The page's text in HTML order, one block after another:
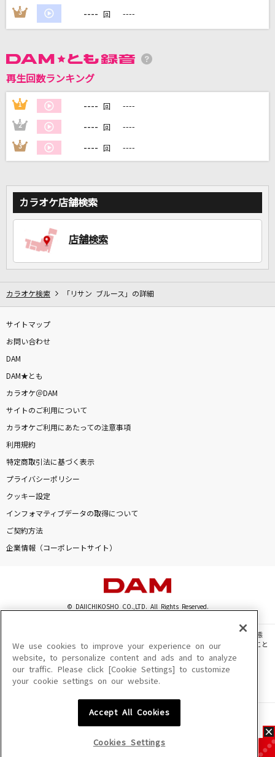
aiko
Pale Blue(ビデオクリップバージョン)
米津玄師
DAMの新曲・ランキングなど
DAMに会員登録・ログインして
3 ---- 回 ----
再生回数ランキング
1 ---- 回 ----
2 ---- 回 ----
3 ---- 回 ----
カラオケ店舗検索
店舗検索
カラオケ検索 「リサン ブルース」の詳細
サイトマップ
お問い合わせ
DAM
DAM★とも
カラオケ＠DAM
サイトのご利用について
カラオケご利用にあたっての注意事項
利用規約
特定商取引法に基づく表示
プライバシーポリシー
クッキー設定
インフォマティブデータの取得について
ご契約方法
企業情報（コーポレートサイト）
© DAIICHIKOSHO CO.,LTD. All Rights Reserved.
このサイトに掲載されている一切の文章・画像・写真・動画・音声等を、手段や形態
を問わず、著作権法の定める範囲を超えて無断で複製、転載、ファイル化などすること
を禁じます。
楽曲及びコンテンツは、機種によりご利用いただけない場合があります。
楽曲及びコンテンツの配信日、配信内容が変更になる場合があります。
We use cookies to improve your experience on our
website, to personalize content and ads and to analyze
our traffic. Please click [Cookie Settings] to customize
your cookie settings on our website.
Accept All Cookies
Cookies Settings